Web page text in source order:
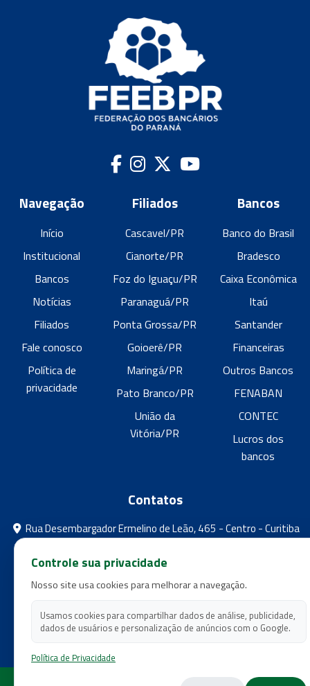
Navegação
Início
Institucional
Bancos
Notícias
Filiados
Fale conosco
Política de
privacidade
Filiados
Cascavel/PR
Cianorte/PR
Foz do Iguaçu/PR
Paranaguá/PR
Ponta Grossa/PR
Goioerê/PR
Maringá/PR
Pato Branco/PR
União da
Vitória/PR
Bancos
Banco do Brasil
Bradesco
Caixa Econômica
Itaú
Santander
Financeiras
Outros Bancos
FENABAN
CONTEC
Lucros dos
bancos
Contatos
Rua Desembargador Ermelino de Leão, 465 - Centro - Curitiba
- Paraná
feebpr@gmail.com
(41) 3224-5573
(41) 3224-5525
Copyright 2026 - Federação dos Empregados em Estabelecimentos
Controle sua privacidade
Nosso site usa cookies para melhorar a navegação.
Usamos cookies para compartilhar dados de análise, publicidade,
dados de usuários e personalização de anúncios com o Google.
Política de Privacidade